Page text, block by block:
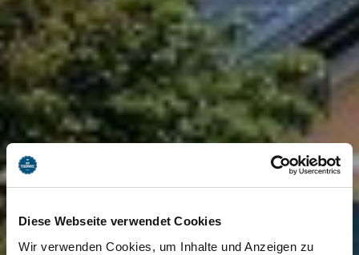
Diese Webseite verwendet Cookies
Wir verwenden Cookies, um Inhalte und Anzeigen zu